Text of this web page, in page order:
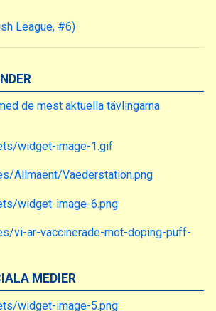
League, #6)
de mest aktuella tävlingarna
MEDIER